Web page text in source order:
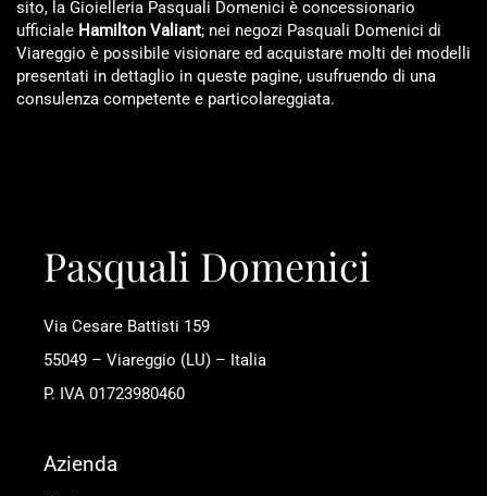
sito, la Gioielleria Pasquali Domenici è concessionario
ufficiale Hamilton Valiant; nei negozi Pasquali Domenici di
Viareggio è possibile visionare ed acquistare molti dei modelli
presentati in dettaglio in queste pagine, usufruendo di una
consulenza competente e particolareggiata.
Pasquali Domenici
Via Cesare Battisti 159
55049 – Viareggio (LU) – Italia
P. IVA 01723980460
Azienda